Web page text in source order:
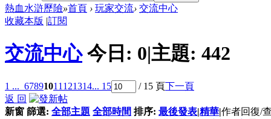
熱血水滸歷險»首頁 › 玩家交流› 交流中心
收藏本版 |訂閱
交流中心 今日: 0|主題: 442
1 ... 67891011 121314... 15 / 15 頁下一頁
返 回
新窗 篩選: 全部主題 全部時間 排序: 最後發表|精華|作者回復/